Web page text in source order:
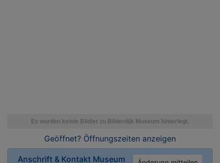
Geöffnet? Öffnungszeiten anzeigen
Anschrift & Kontakt Museum